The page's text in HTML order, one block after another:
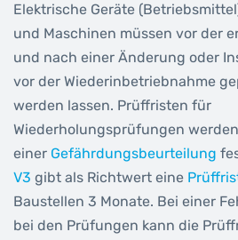
Elektrische Geräte
und Maschinen müssen vor der
und nach einer Änderung oder
vor der Wiederinbetriebnahme
werden lassen. Prüffristen für
Wiederholungsprüfungen
einer Gefährdungsbeurteilung
V3 gibt als Richtwert eine
Baustellen 3 Monate. Bei einer
bei den Prüfungen kann die